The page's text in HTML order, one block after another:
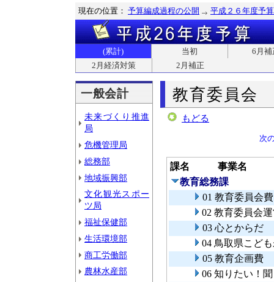
現在の位置： 予算編成過程の公開 平成２６年度予算
(累計) 当初
6月補
2月経済対策
2月補正
一般会計
未来づくり推進
局
危機管理局
総務部
地域振興部
文化観光スポー
ツ局
福祉保健部
生活環境部
商工労働部
農林水産部
教育委員会
もどる
次
課名
事業名
教育総務課
01 教育委員会費
02 教育委員会
03 心とからだ
04 鳥取県こど
05 教育企画費
06 知りたい！